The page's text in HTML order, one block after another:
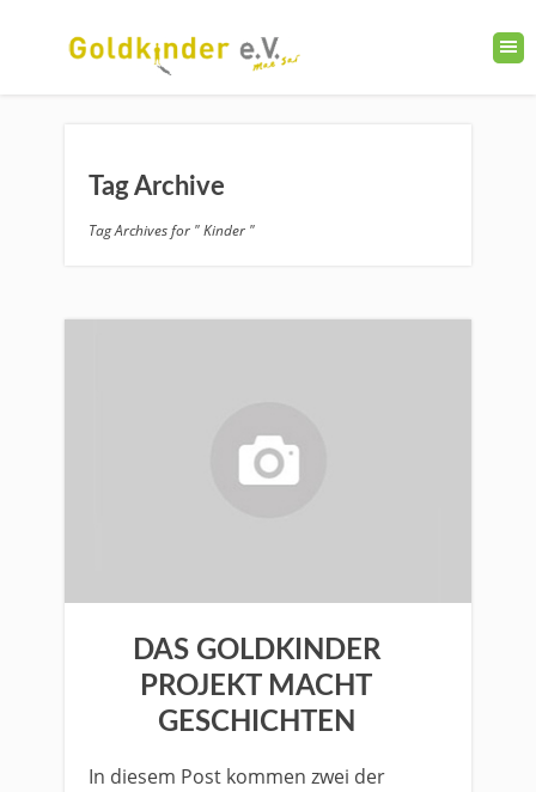
Tag Archive
Tag Archives for " Kinder "
DAS GOLDKINDER
PROJEKT MACHT
GESCHICHTEN
In diesem Post kommen zwei der